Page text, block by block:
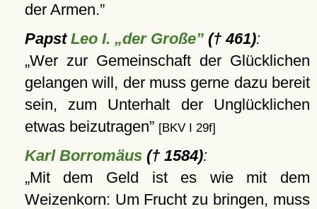
der Armen.
Papst Leo I. „der Große”(† 461):
Wer zur Gemeinschaft der Glücklichen
gelangen will, der muss gerne dazu bereit
sein, zum Unterhalt der Unglücklichen
etwas beizutragen
[BKV I 29f]
Karl Borromäus(† 1584):
Mit dem Geld ist es wie mit dem
Weizenkorn: Um Frucht zu bringen, muss